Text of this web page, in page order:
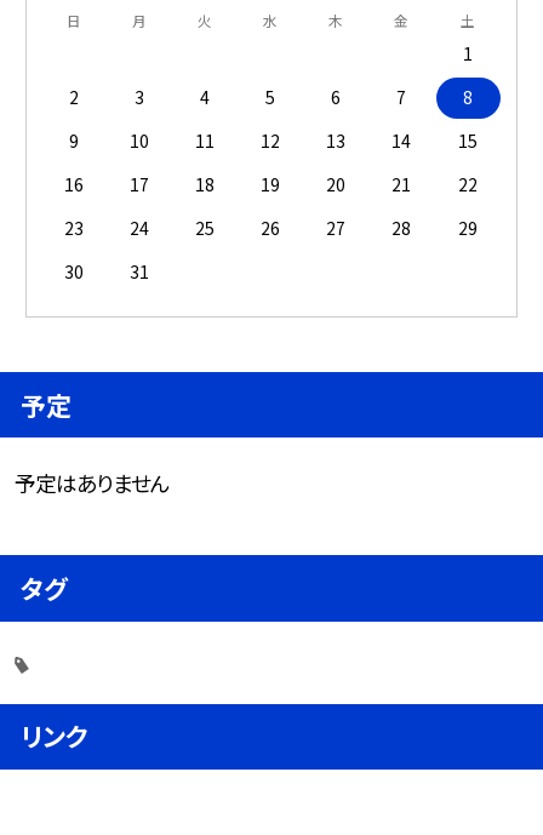
日 月 火 水 木 金 土
1
2
3 4 5 6 7
8
9
10 11 12 13 14
15
16
17 18 19 20 21
22
23
24 25 26 27 28
29
30
31
予定
予定はありません
タグ
リンク